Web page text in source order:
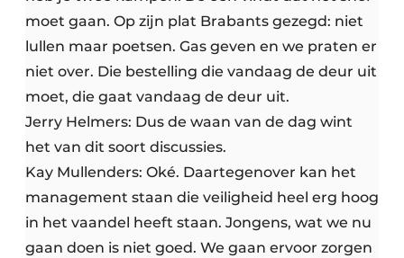
moet gaan. Op zijn plat Brabants gezegd: niet
lullen maar poetsen. Gas geven en we praten er
niet over. Die bestelling die vandaag de deur uit
moet, die gaat vandaag de deur uit.
Jerry Helmers: Dus de waan van de dag wint
het van dit soort discussies.
Kay Mullenders: Oké. Daartegenover kan het
management staan die veiligheid heel erg hoog
in het vaandel heeft staan. Jongens, wat we nu
gaan doen is niet goed. We gaan ervoor zorgen